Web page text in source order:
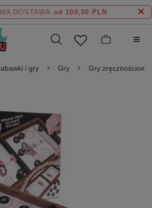
DOSTAWA od 100,00 PLN
i gry Gry Gry zręcznościowe